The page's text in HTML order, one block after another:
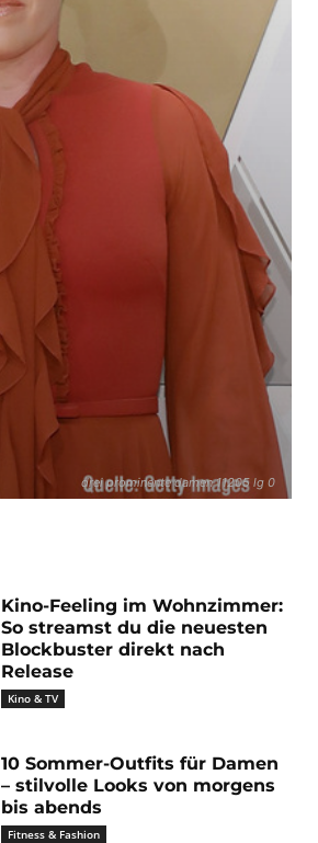
drei prominente damen 11205 lg 0
Kino-Feeling im Wohnzimmer:
So streamst du die neuesten
Blockbuster direkt nach
Release
Kino & TV
10 Sommer-Outfits für Damen
– stilvolle Looks von morgens
bis abends
Fitness & Fashion